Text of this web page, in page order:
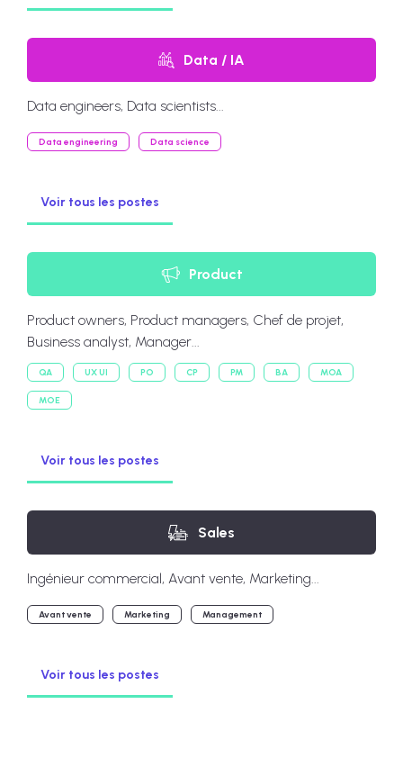
Data / IA
Data engineers, Data scientists...
Data engineering Data science
Voir tous les postes
Product
Product owners, Product managers, Chef de projet,
Business analyst, Manager...
QA UX UI PO CP PM BA MOA
MOE
Voir tous les postes
Sales
Ingénieur commercial, Avant vente, Marketing...
Avant vente Marketing Management
Voir tous les postes